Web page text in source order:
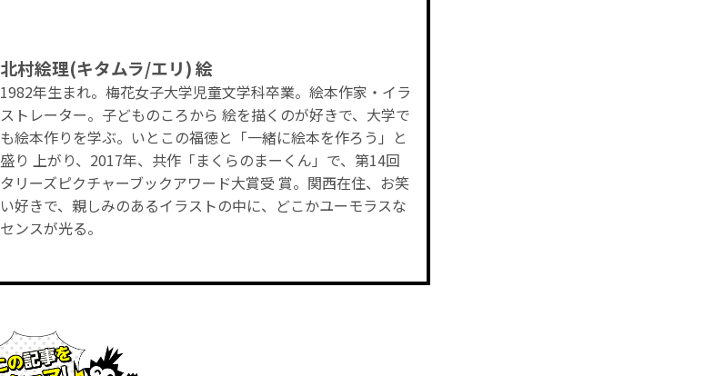
北村絵理(キタムラ/エリ) 絵
1982年生まれ。梅花女子大学児童文学科卒業。絵本作家・イラ
ストレーター。子どものころから 絵を描くのが好きで、大学で
も絵本作りを学ぶ。いとこの福徳と「一緒に絵本を作ろう」と
盛り 上がり、2017年、共作「まくらのまーくん」で、第14回
タリーズピクチャーブックアワード大賞受 賞。関西在住、お笑
い好きで、親しみのあるイラストの中に、どこかユーモラスな
センスが光る。